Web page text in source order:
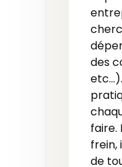
des
faire.
frein,
de